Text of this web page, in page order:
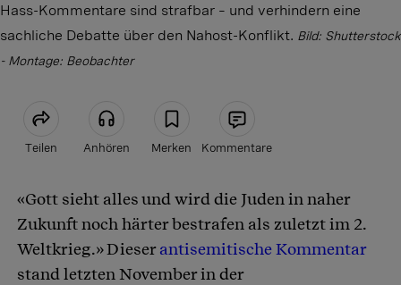
Hass-Kommentare sind strafbar – und verhindern eine
sachliche Debatte über den Nahost-Konflikt. Bild: Shutterstock
- Montage: Beobachter
Teilen Anhören Merken Kommentare
Artikel teilen
«Gott sieht alles und wird die Juden in naher
Zukunft noch härter bestrafen als zuletzt im 2.
Weltkrieg.» Dieserantisemitische Kommentar
stand letzten November in der